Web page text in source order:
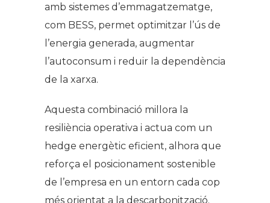
amb sistemes d’emmagatzematge,
com BESS, permet optimitzar l’ús de
l’energia generada, augmentar
l’autoconsum i reduir la dependència
de la xarxa.
Aquesta combinació millora la
resiliència operativa i actua com un
hedge energètic eficient, alhora que
reforça el posicionament sostenible
de l’empresa en un entorn cada cop
més orientat a la descarbonització.